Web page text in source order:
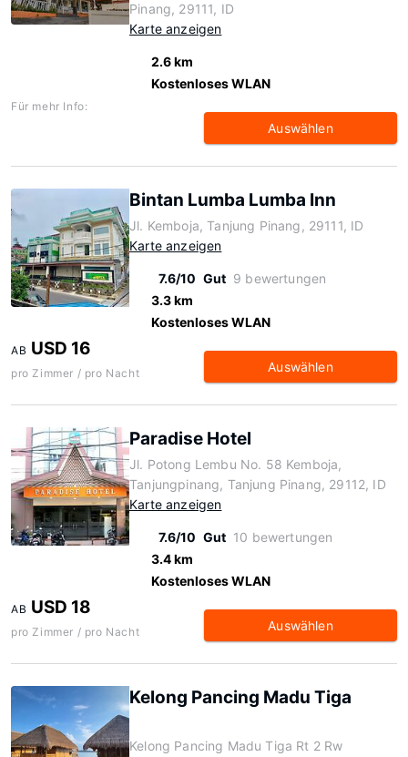
Pinang, 29111, ID
Karte anzeigen
2.6 km
Kostenloses WLAN
Für mehr Info:
Auswählen
Bintan Lumba Lumba Inn
Jl. Kemboja, Tanjung Pinang, 29111, ID
Karte anzeigen
7.6/10 Gut 9 bewertungen
3.3 km
Kostenloses WLAN
AB USD 16
pro Zimmer / pro Nacht Auswählen
Paradise Hotel
Jl. Potong Lembu No. 58 Kemboja,
Tanjungpinang, Tanjung Pinang, 29112, ID
Karte anzeigen
7.6/10 Gut 10 bewertungen
3.4 km
Kostenloses WLAN
AB USD 18
pro Zimmer / pro Nacht Auswählen
Kelong Pancing Madu Tiga
Kelong Pancing Madu Tiga Rt 2 Rw